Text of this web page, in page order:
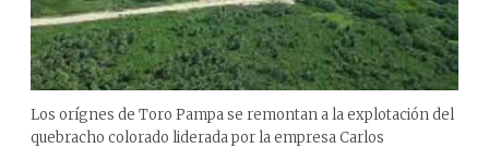
Los orígnes de Toro Pampa se remontan a la explotación del
quebracho colorado liderada por la empresa Carlos